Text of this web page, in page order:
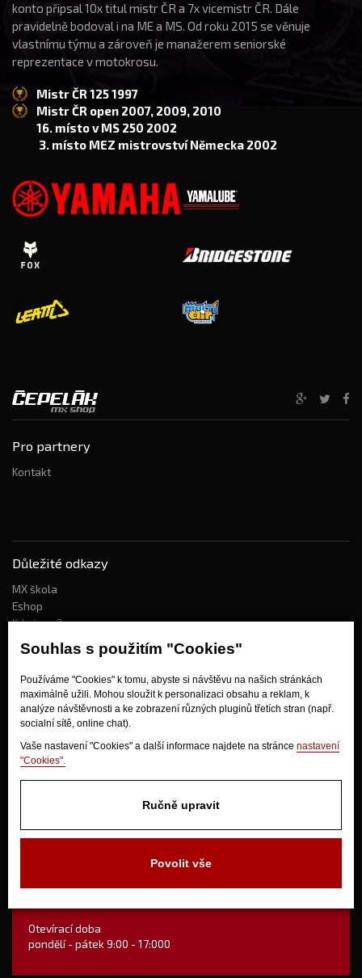
Souhlas s použitím "Cookies"
Používáme "Cookies" k tomu, abyste si návštěvu na našich stránkách
maximálně užili. Mohou sloužit k personalizaci obsahu a reklam, k
analýze návštěvnosti a ke zobrazení různých pluginů třetích stran (např.
socialní sítě, online chat).
Vaše nastavení "Cookies" a další informace najdete na stránce nastavení
"Cookies".
Ručně upravit
Povolit vše
konto připsal 10x titul mistr ČR a 7x vicemistr ČR. Dále
pravidelně bodoval i na ME a MS. Od roku 2015 se věnuje
vlastnímu týmu a zároveň je manažerem seniorské
reprezentace v motokrosu.
Mistr ČR 125 1997
Mistr ČR open 2007, 2009, 2010
16. místo v MS 250 2002
3. místo MEZ mistrovství Německa 2002
Pro partnery
Kontakt
Důležité odkazy
MX škola
Eshop
Kdo jsme?
Jak nakupovat?
Obchodní podmínky
Doprava
Odstoupení od kupní smlouvy
280 02 Kolín
Otevírací doba
pondělí - pátek 9:00 - 17:000